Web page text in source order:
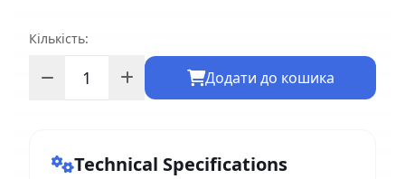
Кількість:
Додати до кошика
Technical Specifications